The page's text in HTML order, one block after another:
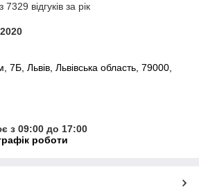
відгуків за рік
7Б, Львів, Львівська область, 79000,
з 09:00 до 17:00
роботи